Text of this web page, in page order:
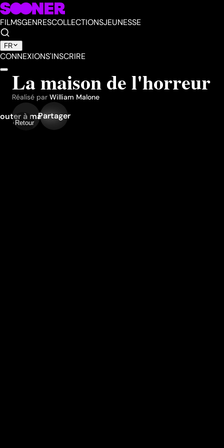
FILMSGENRESCOLLECTIONSJEUNESSE
FR
CONNEXIONS'INSCRIRE
Retour
La maison de l'horreur
Réalisé par William Malone
à ma liste
Partager